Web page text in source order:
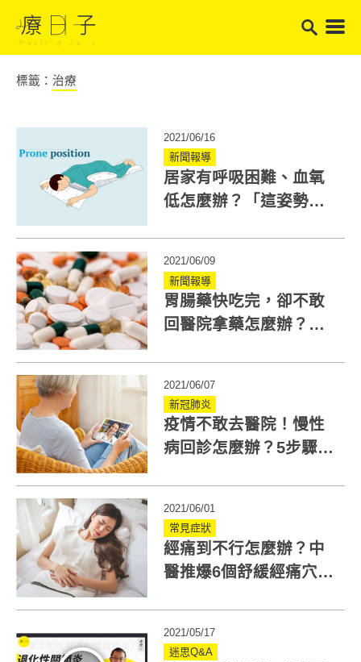
標籤： 治療
2021/06/16
新聞報導
居家有呼吸困難、血氧
低怎麼辦？「這姿勢」
2021/06/09
新聞報導
胃腸藥快吃完，卻不敢
回醫院拿藥怎麼辦？醫
2021/06/07
新冠肺炎
疫情不敢去醫院！慢性
病回診怎麼辦？5步驟預
2021/06/01
常見症狀
經痛到不行怎麼辦？中
醫推爆6個舒緩經痛穴
2021/05/17
迷思Q&A